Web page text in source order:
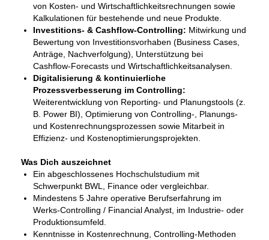
von Kosten‑ und Wirtschaftlichkeitsrechnungen sowie
Kalkulationen für bestehende und neue Produkte.
Investitions‑ & Cashflow‑Controlling: Mitwirkung und
Bewertung von Investitionsvorhaben (Business Cases,
Anträge, Nachverfolgung), Unterstützung bei
Cashflow‑Forecasts und Wirtschaftlichkeitsanalysen.
Digitalisierung & kontinuierliche
Prozessverbesserung im Controlling:
Weiterentwicklung von Reporting‑ und Planungstools (z.
B. Power BI), Optimierung von Controlling‑, Planungs‑
und Kostenrechnungsprozessen sowie Mitarbeit in
Effizienz‑ und Kostenoptimierungsprojekten.
Was Dich auszeichnet
Ein abgeschlossenes Hochschulstudium mit
Schwerpunkt BWL, Finance oder vergleichbar.
Mindestens 5 Jahre operative Berufserfahrung im
Werks-Controlling / Financial Analyst, im Industrie‑ oder
Produktionsumfeld.
Kenntnisse in Kostenrechnung, Controlling‑Methoden